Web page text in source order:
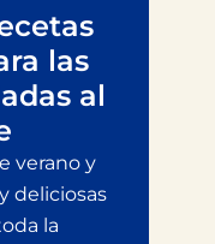
las
al
verano y
deliciosas
la